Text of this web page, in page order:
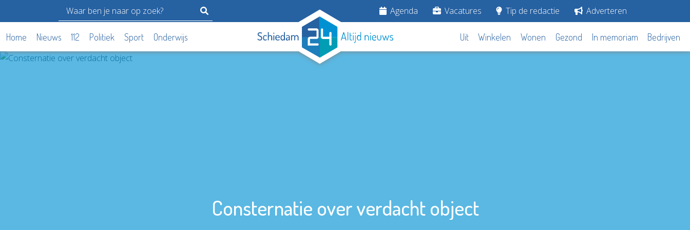
Agenda Vacatures Tip de redactie Adverteren
Home Nieuws 112 Politiek Sport Onderwijs Uit Winkelen Wonen Gezond In memoriam Bedrijven
Consternatie over verdacht object